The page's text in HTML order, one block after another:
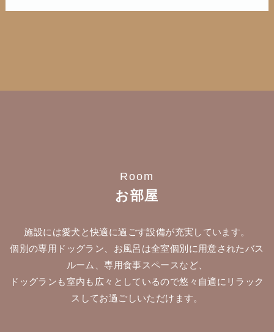
Room
お部屋
施設には愛犬と快適に過ごす設備が充実しています。
個別の専用ドッグラン、お風呂は全室個別に用意されたバス
ルーム、専用食事スペースなど、
ドッグランも室内も広々としているので悠々自適にリラック
スしてお過ごしいただけます。